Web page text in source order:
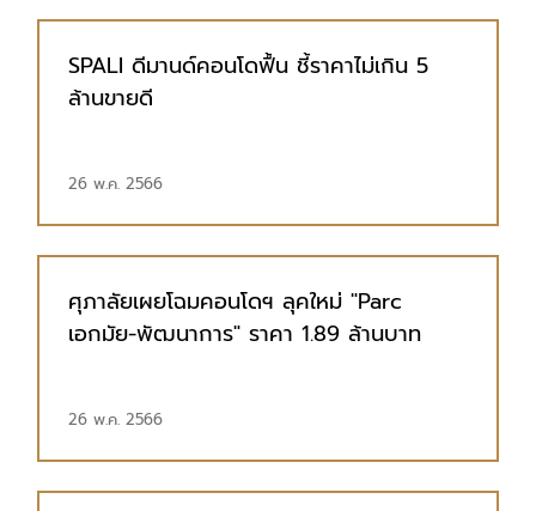
SPALI ดีมานด์คอนโดฟื้น ชี้ราคาไม่เกิน 5
ล้านขายดี
26 พ.ค. 2566
ศุภาลัยเผยโฉมคอนโดฯ ลุคใหม่ "Parc
เอกมัย-พัฒนาการ" ราคา 1.89 ล้านบาท
26 พ.ค. 2566